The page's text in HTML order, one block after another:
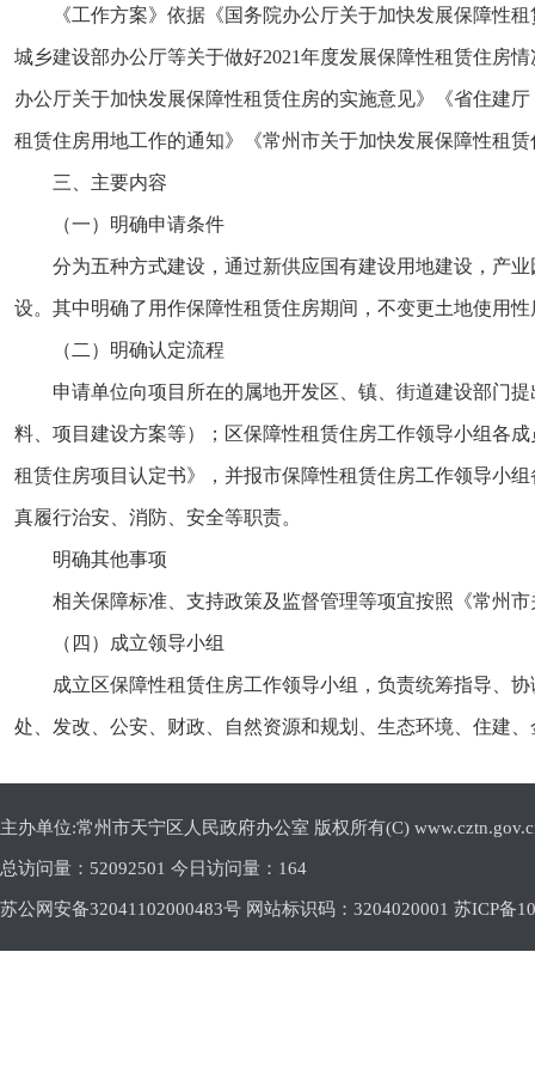
《工作方案》依据《国务院办公厅关于加快发展保障性
城乡建设部办公厅等关于做好2021年度发展保障性租赁住房
办公厅关于加快发展保障性租赁住房的实施意见》《省住建
租赁住房用地工作的通知》《常州市关于加快发展保障性租
三、主要内容
（一）明确申请条件
分为五种方式建设，通过新供应国有建设用地建设，产
设。其中明确了用作保障性租赁住房期间，不变更土地使用
（二）明确认定流程
申请单位向项目所在的属地开发区、镇、街道建设部门
料、项目建设方案等）；区保障性租赁住房工作领导小组各
租赁住房项目认定书》，并报市保障性租赁住房工作领导小
真履行治安、消防、安全等职责。
明确其他事项
相关保障标准、支持政策及监督管理等项宜按照《常州
（四）成立领导小组
成立区保障性租赁住房工作领导小组，负责统筹指导、
处、发改、公安、财政、自然资源和规划、生态环境、住建
主办单位:常州市天宁区人民政府办公室 版权所有(C)
总访问量： 52092501 今日访问量： 164
苏公网安备32041102000483号 网站标识码：3204020001 苏ICP备